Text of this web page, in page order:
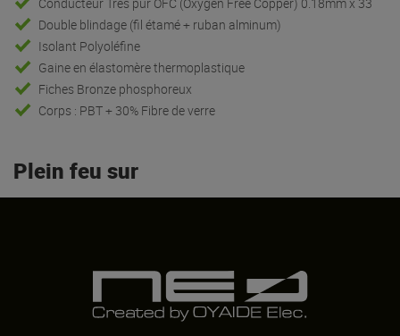
Conducteur Très pur OFC (Oxygen Free Copper) 0.18mm x 33
Double blindage (fil étamé + ruban alminum)
Isolant Polyoléfine
Gaine en élastomère thermoplastique
Fiches Bronze phosphoreux
Corps : PBT + 30% Fibre de verre
Plein feu sur